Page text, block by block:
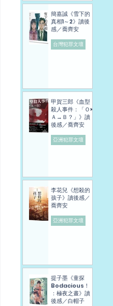
簡嘉誠《雪下的
真相1～2》讀後
感／喬齊安
台灣犯罪文壇
甲賀三郎《血型
殺人事件：「Ｏ×
Ａ→Ｂ？」》讀
後感／喬齊安
亞洲犯罪文壇
李花兒《想殺的
孩子》讀後感／
喬齊安
亞洲犯罪文壇
提子墨《童探
Bodacious！
：極夜之晝》讀
後感／白帽子